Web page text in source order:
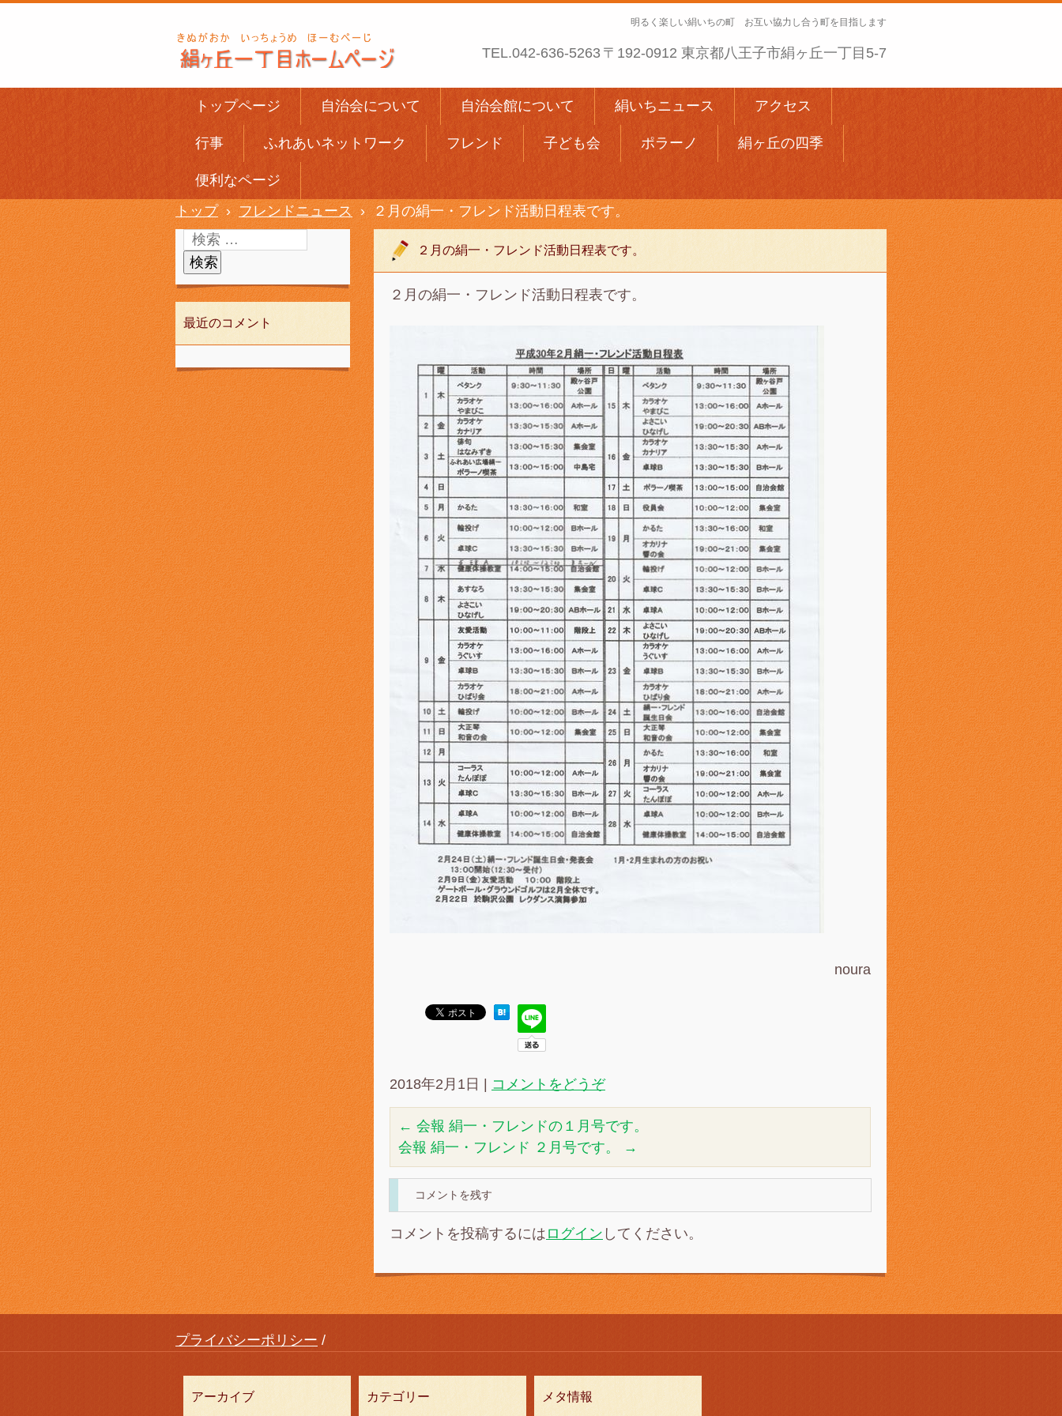
明るく楽しい絹いちの町 お互い協力し合う町を目指します
TEL.042-636-5263 〒192-0912 東京都八王子市絹ヶ丘一丁目5-7
トップページ 自治会について 自治会館について 絹いちニュース アクセス
行事 ふれあいネットワーク フレンド 子ども会 ポラーノ 絹ヶ丘の四季
便利なページ
トップ › フレンドニュース › ２月の絹一・フレンド活動日程表です。
２月の絹一・フレンド活動日程表です。
２月の絹一・フレンド活動日程表です。
noura
2018年2月1日 コメントをどうぞ
← 会報 絹一・フレンドの１月号です。
会報 絹一・フレンド ２月号です。
→
コメントを残す
コメントを投稿するには ログイン してください。
最近のコメント
プライバシーポリシー
アーカイブ カテゴリー メタ情報